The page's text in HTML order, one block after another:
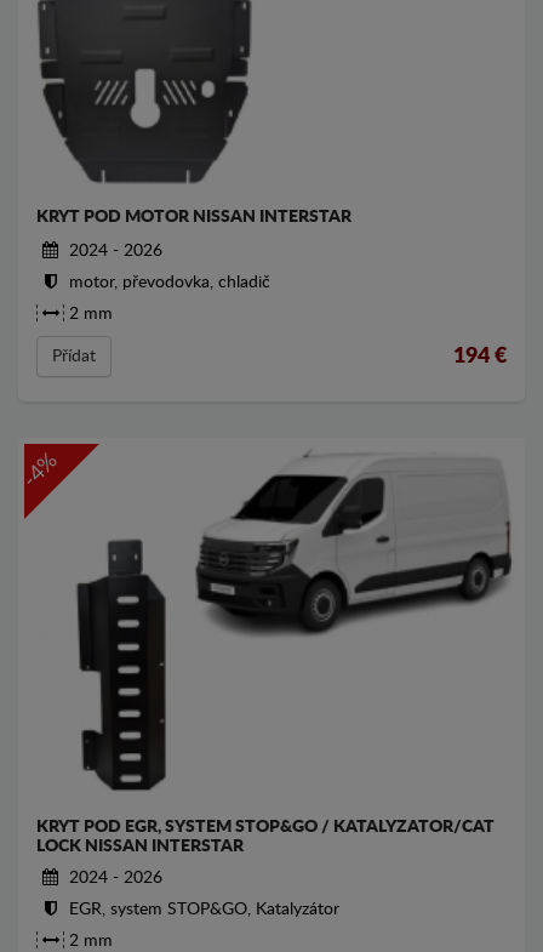
KRYT POD MOTOR NISSAN INTERSTAR
2024 - 2026
motor, převodovka, chladič
2 mm
Přídat 194 €
-4%
KRYT POD EGR, SYSTEM STOP&GO / KATALYZATOR/CAT
LOCK NISSAN INTERSTAR
2024 - 2026
EGR, system STOP&GO, Katalyzátor
2 mm